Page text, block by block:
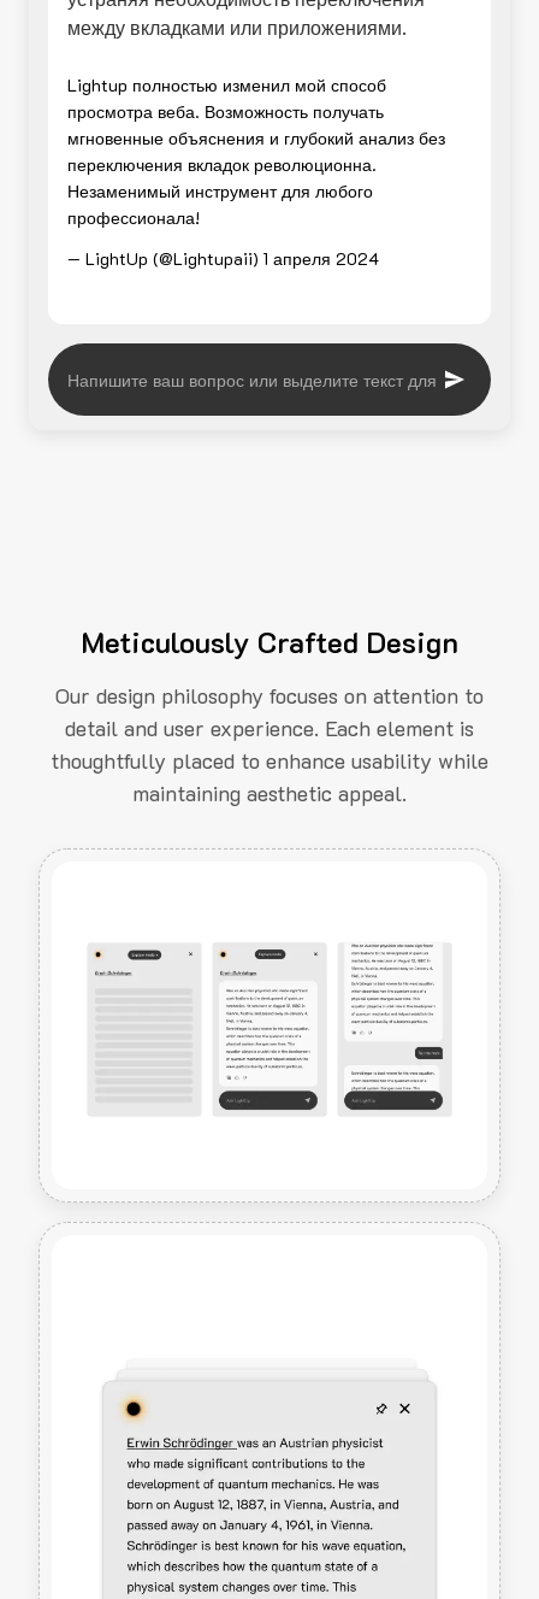
между вкладками или приложениями.
Lightup полностью изменил мой способ
просмотра веба. Возможность получать
мгновенные объяснения и глубокий анализ без
переключения вкладок революционна.
Незаменимый инструмент для любого
профессионала!
— LightUp (@Lightupaii) 1 апреля 2024
Meticulously Crafted Design
Our design philosophy focuses on attention to
detail and user experience. Each element is
thoughtfully placed to enhance usability while
maintaining aesthetic appeal.